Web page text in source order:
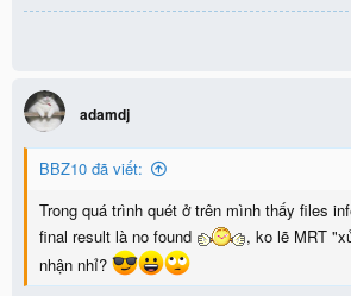
adamdj
BBZ10 đã viết:
Trong quá trình quét ở trên mình thấy files
final result là no found
, ko lẽ MRT
nhận nhỉ?